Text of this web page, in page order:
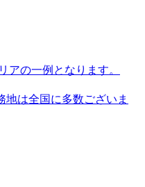
の一例となります。
は全国に多数ございま